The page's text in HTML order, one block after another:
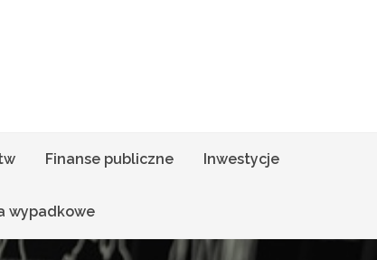
Finanse publiczne Inwestycje
wypadkowe